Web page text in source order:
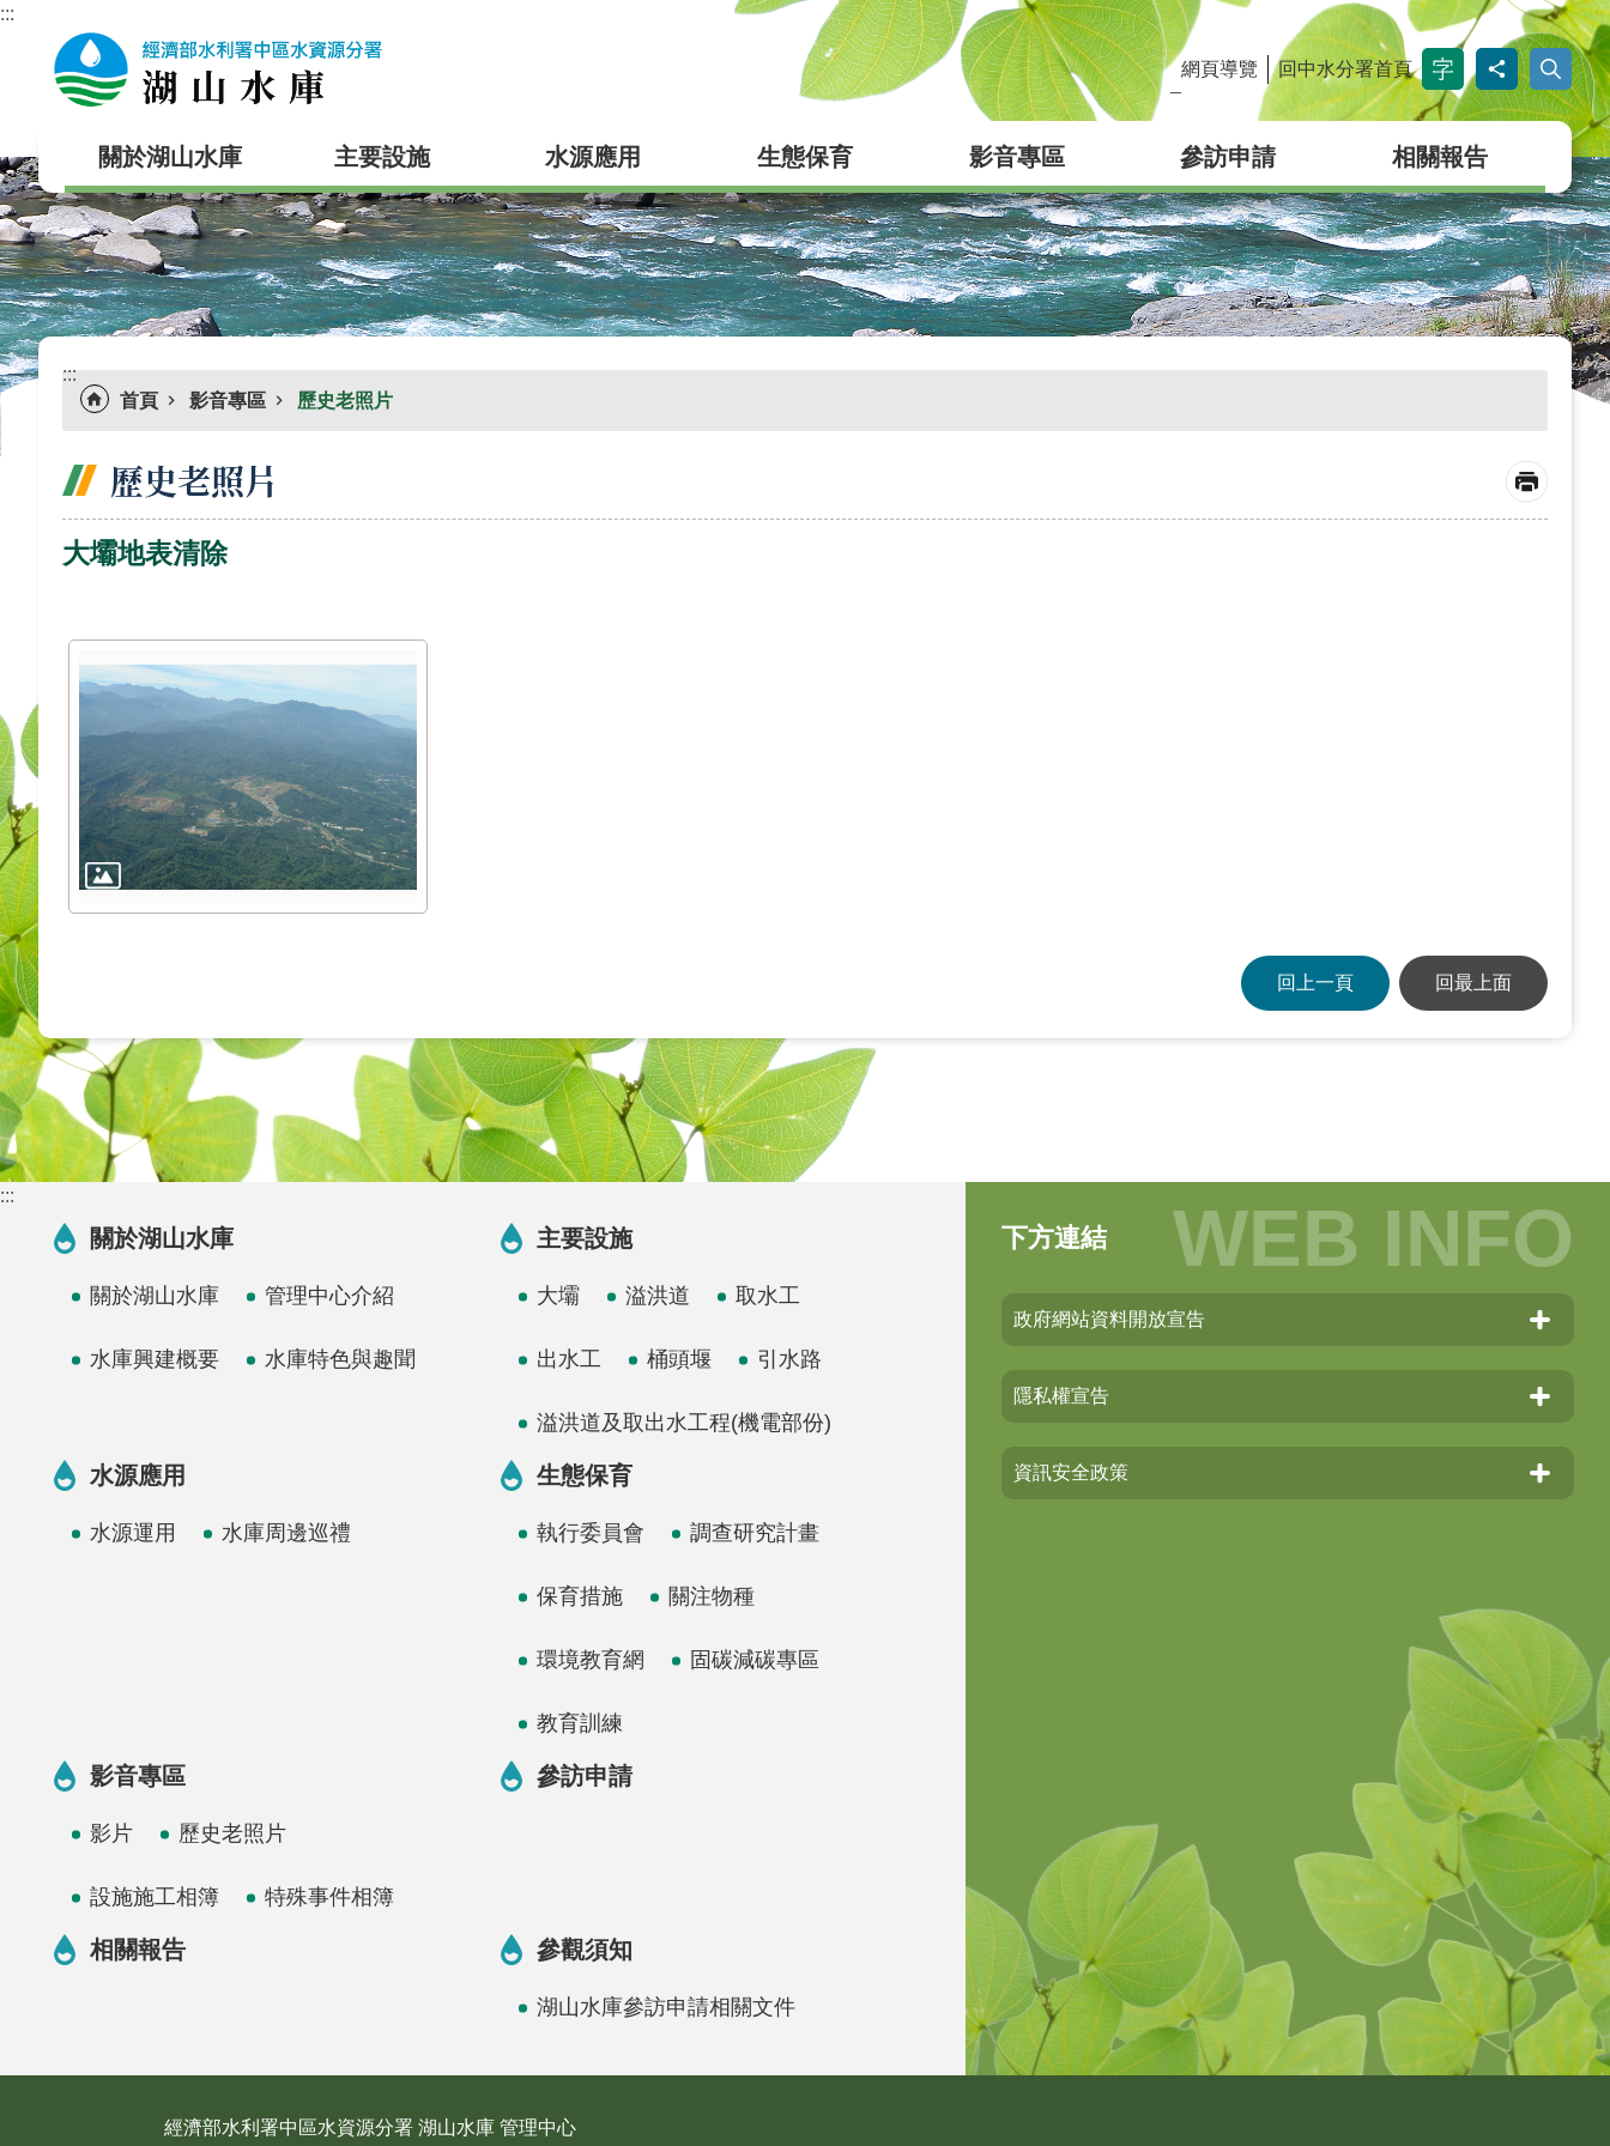
跳到主要內容區塊
:::
網頁導覽 回中水分署首頁
關於湖山水庫 主要設施 水源應用 生態保育 影音專區 參訪申請 相關報告
:::
首頁
影音專區 歷史老照片
歷史老照片
大壩地表清除
回上一頁 回最上面
:::
關於湖山水庫
關於湖山水庫 管理中心介紹
水庫興建概要 水庫特色與趣聞
主要設施
大壩 溢洪道 取水工
出水工 桶頭堰 引水路
溢洪道及取出水工程(機電部份)
水源應用
水源運用 水庫周邊巡禮
生態保育
執行委員會 調查研究計畫
保育措施 關注物種
環境教育網 固碳減碳專區
教育訓練
影音專區
影片 歷史老照片
設施施工相簿 特殊事件相簿
參訪申請
相關報告 參觀須知
湖山水庫參訪申請相關文件
下方連結
政府網站資料開放宣告
隱私權宣告
資訊安全政策
經濟部水利署中區水資源分署 湖山水庫 管理中心